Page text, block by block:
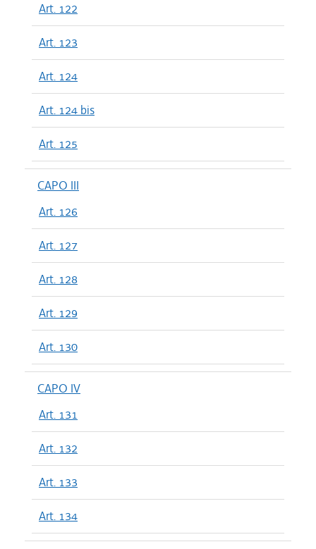
Art. 122
Art. 123
Art. 124
Art. 124 bis
Art. 125
CAPO III
Art. 126
Art. 127
Art. 128
Art. 129
Art. 130
CAPO IV
Art. 131
Art. 132
Art. 133
Art. 134